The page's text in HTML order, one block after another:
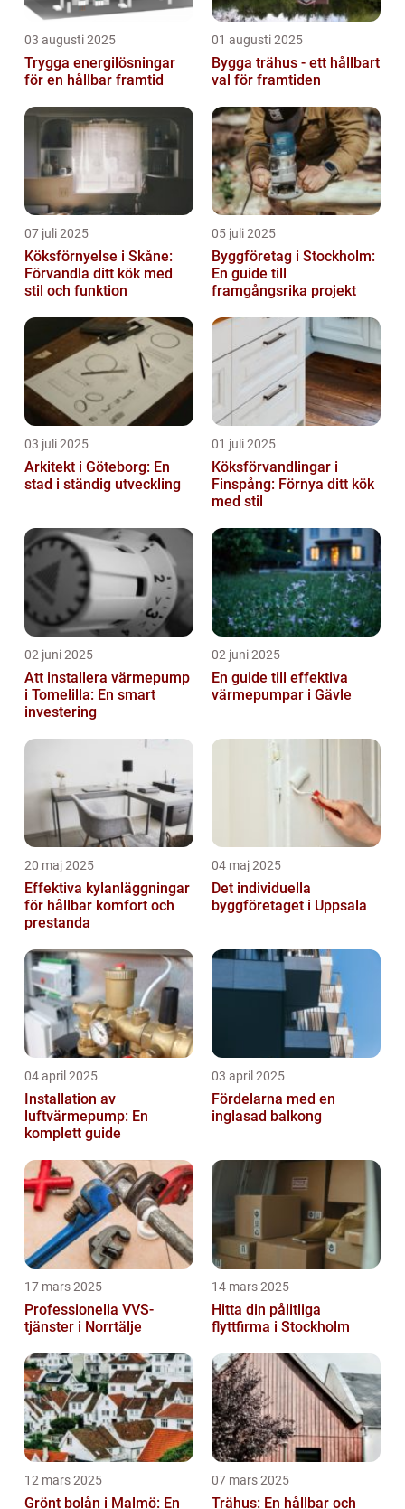
03 augusti 2025
Trygga energilösningar
för en hållbar framtid
01 augusti 2025
Bygga trähus - ett hållbart
val för framtiden
07 juli 2025
Köksförnyelse i Skåne:
Förvandla ditt kök med
stil och funktion
05 juli 2025
Byggföretag i Stockholm:
En guide till
framgångsrika projekt
03 juli 2025
Arkitekt i Göteborg: En
stad i ständig utveckling
01 juli 2025
Köksförvandlingar i
Finspång: Förnya ditt kök
med stil
02 juni 2025
Att installera värmepump
i Tomelilla: En smart
investering
02 juni 2025
En guide till effektiva
värmepumpar i Gävle
20 maj 2025
Effektiva kylanläggningar
för hållbar komfort och
prestanda
04 maj 2025
Det individuella
byggföretaget i Uppsala
04 april 2025
Installation av
luftvärmepump: En
komplett guide
03 april 2025
Fördelarna med en
inglasad balkong
17 mars 2025
Professionella VVS-
tjänster i Norrtälje
14 mars 2025
Hitta din pålitliga
flyttfirma i Stockholm
12 mars 2025
Grönt bolån i Malmö: En
07 mars 2025
Trähus: En hållbar och